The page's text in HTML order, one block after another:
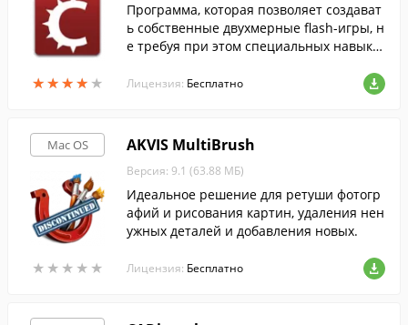
★★★★ ★
★★★★ ★
Программа, которая позволяет создават
ь собственные двухмерные flash-игры, н
е требуя при этом специальных навыко
Лицензия: Бесплатно
Mac OS
★ ★ ★ ★ ★
★ ★ ★ ★ ★
AKVIS MultiBrush
Версия: 9.1 (63.88 МБ)
Идеальное решение для ретуши фотогр
афий и рисования картин, удаления нен
ужных деталей и добавления новых.
Лицензия: Бесплатно